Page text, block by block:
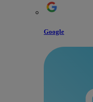
Google